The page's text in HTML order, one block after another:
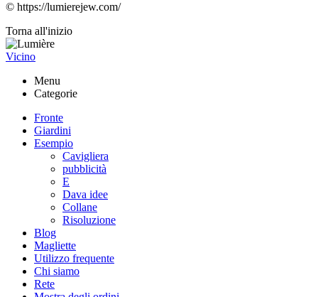
© https://lumierejew.com/
Torna all'inizio
Vicino
Menu
Categorie
Fronte
Giardini
Esempio
Cavigliera
pubblicità
E
Dava idee
Collane
Risoluzione
Blog
Magliette
Utilizzo frequente
Chi siamo
Rete